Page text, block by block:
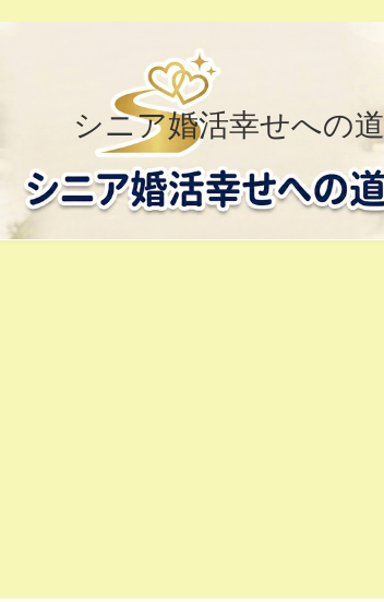
シニア婚活幸せへの道